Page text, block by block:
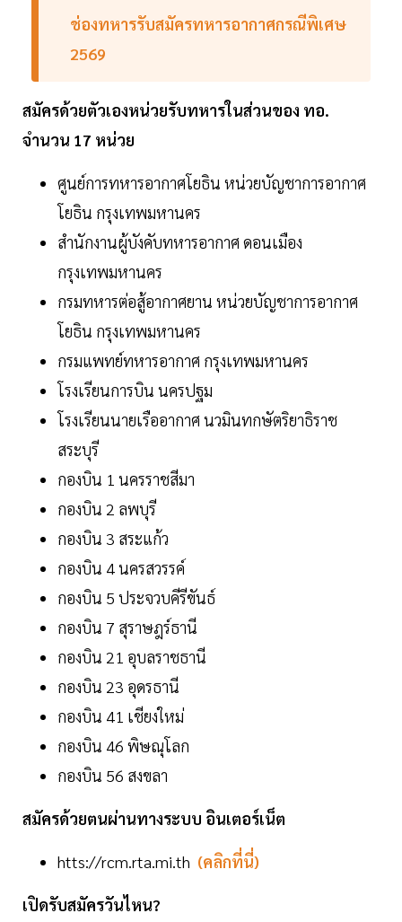
ช่องทหารรับสมัครทหารอากาศกรณีพิเศษ
2569
สมัครด้วยตัวเองหน่วยรับทหารในส่วนของ ทอ.
จำนวน 17 หน่วย
ศูนย์การทหารอากาศโยธิน หน่วยบัญชาการอากาศ
โยธิน กรุงเทพมหานคร
สำนักงานผู้บังคับทหารอากาศ ดอนเมือง
กรุงเทพมหานคร
กรมทหารต่อสู้อากาศยาน หน่วยบัญชาการอากาศ
โยธิน กรุงเทพมหานคร
กรมแพทย์ทหารอากาศ กรุงเทพมหานคร
โรงเรียนการบิน นครปฐม
โรงเรียนนายเรืออากาศ นวมินทกษัตริยาธิราช
สระบุรี
กองบิน 1 นครราชสีมา
กองบิน 2 ลพบุรี
กองบิน 3 สระแก้ว
กองบิน 4 นครสวรรค์
กองบิน 5 ประจวบคีรีขันธ์
กองบิน 7 สุราษฎร์ธานี
กองบิน 21 อุบลราชธานี
กองบิน 23 อุดรธานี
กองบิน 41 เชียงใหม่
กองบิน 46 พิษณุโลก
กองบิน 56 สงขลา
สมัครด้วยตนผ่านทางระบบ อินเตอร์เน็ต
htts://rcm.rta.mi.th (คลิกที่นี่)
เปิดรับสมัครวันไหน?